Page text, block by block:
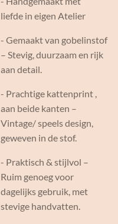
liefde in eigen Atelier
- Gemaakt van gobelinstof
– Stevig, duurzaam en rijk
aan detail.
- Prachtige kattenprint ,
aan beide kanten –
Vintage/ speels design,
geweven in de stof.
- Praktisch & stijlvol –
Ruim genoeg voor
dagelijks gebruik, met
stevige handvatten.